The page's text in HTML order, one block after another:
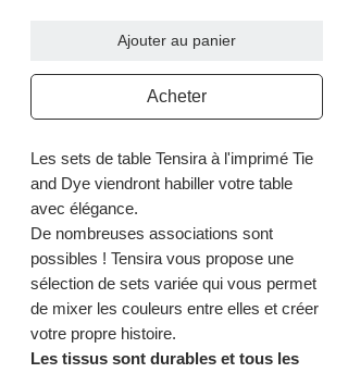
Ajouter au panier
Acheter
Les sets de table Tensira à l'imprimé Tie
and Dye viendront habiller votre table
avec élégance.
De nombreuses associations sont
possibles ! Tensira vous propose une
sélection de sets variée qui vous permet
de mixer les couleurs entre elles et créer
votre propre histoire.
Les tissus sont durables et tous les